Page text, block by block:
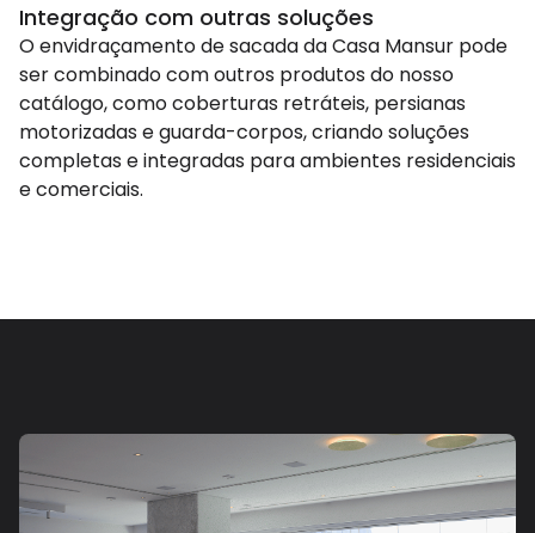
Integração com outras soluções
O envidraçamento de sacada da Casa Mansur pode
ser combinado com outros produtos do nosso
catálogo, como coberturas retráteis, persianas
motorizadas e guarda-corpos, criando soluções
completas e integradas para ambientes residenciais
e comerciais.